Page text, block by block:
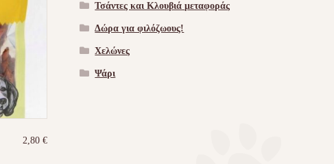
2,80€
Τσάντες και Κλουβιά μεταφοράς
Δώρα για φιλόζωους!
Χελώνες
Ψάρι